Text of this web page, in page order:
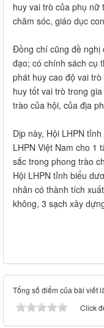
huy vai trò của phụ nữ
chăm sóc, giáo dục
Đồng chí cũng đề nghị
đạo; có chính sách cụ
phát huy cao độ vai
huy tốt vai trò trong
trào của hội, của địa
Dịp này, Hội LHPN
LHPN Việt Nam cho 1
sắc trong phong trào
Hội LHPN tỉnh biểu
nhân có thành tích
không, 3 sạch xây
Tổng số điểm của bài viết
Click